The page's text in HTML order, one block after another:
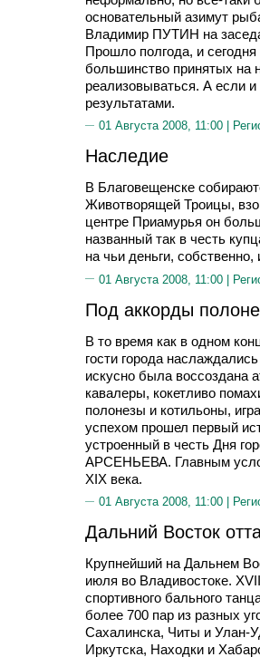
основательный азимут
Владимир ПУТИН на
Прошло полгода, и
большинство принятых на
реализовываться. А если
результатами.
01 Августа 2008, 11:00 |
Наследие
В Благовещенске
Животворящей Троицы,
центре Приамурья он
названный так в честь
на чьи деньги,
01 Августа 2008, 11:00 |
Под аккорды
В то время как в одном
гости города
искусно была воссоздана
кавалеры, кокетливо
полонезы и котильоны,
успехом прошел первый
устроенный в честь Дня
АРСЕНЬЕВА. Главным
XIX века.
01 Августа 2008, 11:00 |
Дальний Восток
Крупнейший на Дальнем
июля во Владивостоке.
спортивного бального
более 700 пар из разных
Сахалинска, Читы и Улан-
Иркутска, Находки и